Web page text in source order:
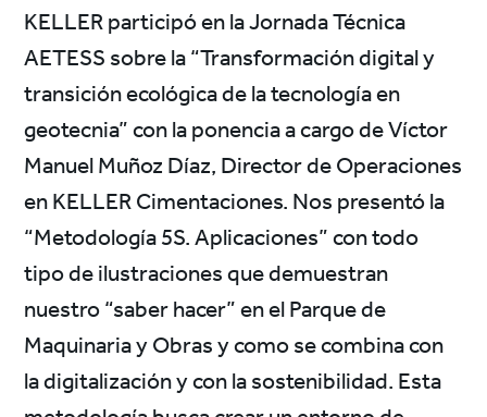
KELLER participó en la Jornada Técnica
AETESS sobre la “Transformación digital y
transición ecológica de la tecnología en
geotecnia” con la ponencia a cargo de Víctor
Manuel Muñoz Díaz, Director de Operaciones
en KELLER Cimentaciones. Nos presentó la
“Metodología 5S. Aplicaciones” con todo
tipo de ilustraciones que demuestran
nuestro “saber hacer” en el Parque de
Maquinaria y Obras y como se combina con
la digitalización y con la sostenibilidad. Esta